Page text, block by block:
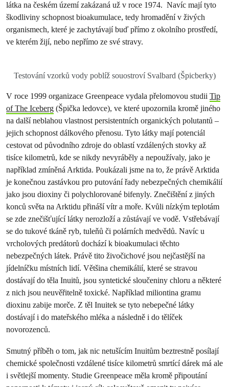
látka na českém území zakázaná už v roce 1974. Navíc mají tyto
škodliviny schopnost bioakumulace, tedy hromadění v živých
organismech, které je zachytávají buď přímo z okolního prostředí,
ve kterém žijí, nebo nepřímo ze své stravy.
Testování vzorků vody poblíž souostroví Svalbard (Špicberky)
V roce 1999 organizace Greenpeace vydala přelomovou studii Tip
of The Iceberg (Špička ledovce), ve které upozornila kromě jiného
na další neblahou vlastnost persistentních organických polutantů –
jejich schopnost dálkového přenosu. Tyto látky mají potenciál
cestovat od původního zdroje do oblastí vzdálených stovky až
tisíce kilometrů, kde se nikdy nevyráběly a nepoužívaly, jako je
například zmíněná Arktida. Poukázali jsme na to, že právě Arktida
je konečnou zastávkou pro putování řady nebezpečných chemikálií
jako jsou dioxiny či polychlorované bifenyly. Znečištění z jiných
konců světa na Arktidu přináší vítr a moře. Kvůli nízkým teplotám
se zde znečišťující látky nerozloží a zůstávají ve vodě. Vstřebávají
se do tukové tkáně ryb, tuleňů či polárních medvědů. Navíc u
vrcholových predátorů dochází k bioakumulaci těchto
nebezpečných látek. Právě tito živočichové jsou nejčastější na
jídelníčku místních lidí. Většina chemikálií, které se stravou
dostávají do těla Inuitů, jsou syntetické sloučeniny chloru a některé
z nich jsou neuvěřitelně toxické. Například miliontina gramu
dioxinu zabije morče. Z těl Inuitek se tyto nebepečné látky
dostávají i do mateřského mléka a následně i do tělíček
novorozenců.
Smutný příběh o tom, jak nic netušícím Inuitům beztrestně posílají
chemické společnosti vzdálené tisíce kilometrů smrtící dárek má ale
i světlejší momenty. Studie Greenpeace měla kromě připoutání